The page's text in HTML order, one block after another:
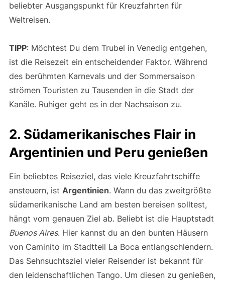
beliebter Ausgangspunkt für Kreuzfahrten für
Weltreisen.
TIPP: Möchtest Du dem Trubel in Venedig entgehen,
ist die Reisezeit ein entscheidender Faktor. Während
des berühmten Karnevals und der Sommersaison
strömen Touristen zu Tausenden in die Stadt der
Kanäle. Ruhiger geht es in der Nachsaison zu.
2. Südamerikanisches Flair in
Argentinien und Peru genießen
Ein beliebtes Reiseziel, das viele Kreuzfahrtschiffe
ansteuern, ist Argentinien. Wann du das zweitgrößte
südamerikanische Land am besten bereisen solltest,
hängt vom genauen Ziel ab. Beliebt ist die Hauptstadt
Buenos Aires. Hier kannst du an den bunten Häusern
von Caminito im Stadtteil La Boca entlangschlendern.
Das Sehnsuchtsziel vieler Reisender ist bekannt für
den leidenschaftlichen Tango. Um diesen zu genießen,